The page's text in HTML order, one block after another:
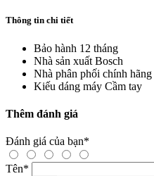
Thông tin chi tiết
Bảo hành 12 tháng
Nhà sản xuất Bosch
Nhà phân phối chính hãng
Kiếu dáng máy Cầm tay
Thêm đánh giá
Đánh giá của bạn*
Tên*